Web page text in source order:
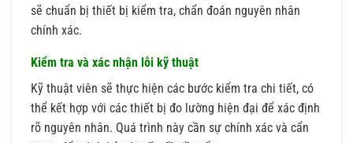
sẽ chuẩn bị thiết bị kiểm tra, chẩn đoán nguyên nhân
chính xác.
Kiểm tra và xác nhận lỗi kỹ thuật
Kỹ thuật viên sẽ thực hiện các bước kiểm tra chi tiết, có
thể kết hợp với các thiết bị đo lường hiện đại để xác định
rõ nguyên nhân. Quá trình này cần sự chính xác và cẩn